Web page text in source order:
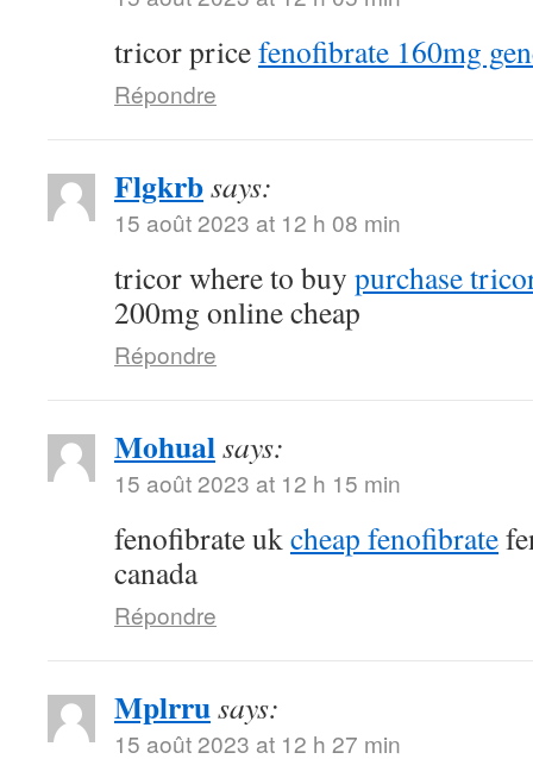
tricor pricefenofibrate 160mg
Répondre
Flgkrbsays:
15 août 2023 at 12 h 08 min
tricor where to buy purchase
200mg online cheap
Répondre
Mohualsays:
15 août 2023 at 12 h 15 min
fenofibrate ukcheap fenofibrate
canada
Répondre
Mplrrusays:
15 août 2023 at 12 h 27 min